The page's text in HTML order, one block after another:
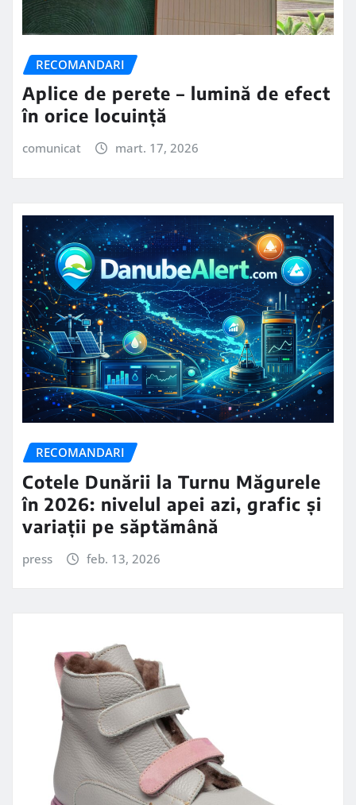
RECOMANDARI
Aplice de perete – lumină de efect
în orice locuință
comunicat mart. 17, 2026
RECOMANDARI
Cotele Dunării la Turnu Măgurele
în 2026: nivelul apei azi, grafic și
variații pe săptămână
press feb. 13, 2026